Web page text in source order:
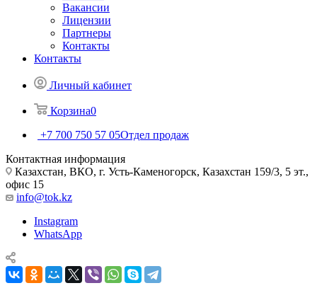
Вакансии
Лицензии
Партнеры
Контакты
Контакты
Личный кабинет
Корзина0
+7 700 750 57 05Отдел продаж
Контактная информация
Казахстан, ВКО, г. Усть-Каменогорск, Казахстан 159/3, 5 эт.,
офис 15
info@tok.kz
Instagram
WhatsApp